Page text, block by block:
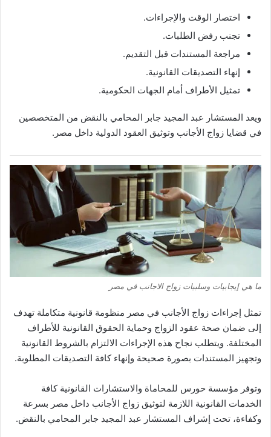
اختصار الوقت والإجراءات.
تجنب رفض الطلبات.
مراجعة المستندات قبل التقديم.
إنهاء التصديقات القانونية.
تمثيل الأطراف أمام الجهات الحكومية.
ويعد المستشار عبد المجيد جابر المحامي بالنقض من المتخصصين
في قضايا زواج الأجانب وتوثيق العقود الدولية داخل مصر.
ما هي إيجابيات وسلبيات زواج الاجانب في مصر
تمثل إجراءات زواج الأجانب في مصر منظومة قانونية متكاملة تهدف
إلى ضمان صحة عقود الزواج وحماية الحقوق القانونية للأطراف
المختلفة. ويتطلب نجاح هذه الإجراءات الالتزام بالشروط القانونية
وتجهيز المستندات بصورة صحيحة وإنهاء كافة التصديقات المطلوبة.
وتوفر مؤسسة حورس للمحاماة والاستشارات القانونية كافة
الخدمات القانونية اللازمة لتوثيق زواج الأجانب داخل مصر بسرعة
وكفاءة، تحت إشراف المستشار عبد المجيد جابر المحامي بالنقض.